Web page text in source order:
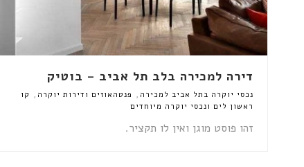
דירה למכירה בלב תל אביב – בוטיק
נכסי יוקרה בתל אביב למכירה , פנטהאוזים ודירות יוקרה , קו
ראשון לים ונכסי יוקרה מיוחדים
זהו פוסט מוגן ואין לו תקציר.